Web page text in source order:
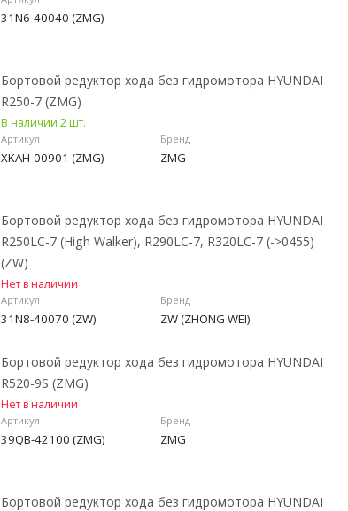
31N6-40040 (ZMG)
Бортовой редуктор хода без гидромотора HYUNDAI
R250-7 (ZMG)
В наличии 2 шт.
Артикул
XKAH-00901 (ZMG)
Бренд
ZMG
Бортовой редуктор хода без гидромотора HYUNDAI
R250LC-7 (High Walker), R290LC-7, R320LC-7 (->0455)
(ZW)
Нет в наличии
Артикул
31N8-40070 (ZW)
Бренд
ZW (ZHONG WEI)
Бортовой редуктор хода без гидромотора HYUNDAI
R520-9S (ZMG)
Нет в наличии
Артикул
39QB-42100 (ZMG)
Бренд
ZMG
Бортовой редуктор хода без гидромотора HYUNDAI